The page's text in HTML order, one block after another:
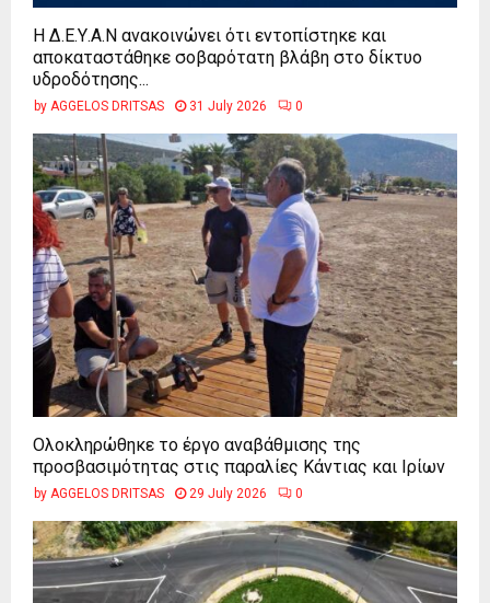
Η Δ.Ε.Υ.Α.Ν ανακοινώνει ότι εντοπίστηκε και
αποκαταστάθηκε σοβαρότατη βλάβη στο δίκτυο
υδροδότησης...
by AGGELOS DRITSAS 31 July 2026 0
Ολοκληρώθηκε το έργο αναβάθμισης της
προσβασιμότητας στις παραλίες Κάντιας και Ιρίων
by AGGELOS DRITSAS 29 July 2026 0